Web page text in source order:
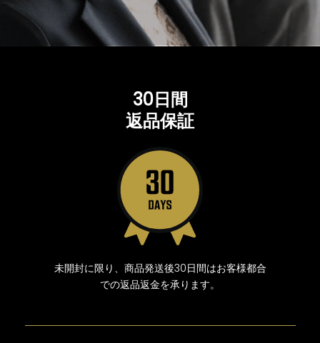
30日間
返品保証
未開封に限り、商品発送後30日間はお客様都合
での返品返金を承ります。